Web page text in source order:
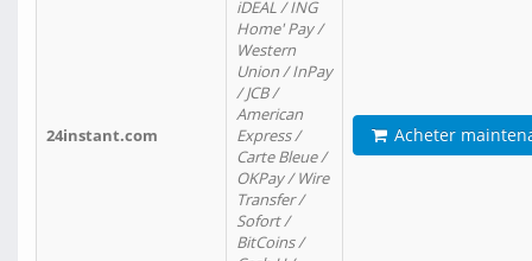
24instant.com
iDEAL / ING
Home' Pay /
Western
Union / InPay
/ JCB /
American
Express /
Carte Bleue /
OKPay / Wire
Transfer /
Sofort /
BitCoins /
Acheter